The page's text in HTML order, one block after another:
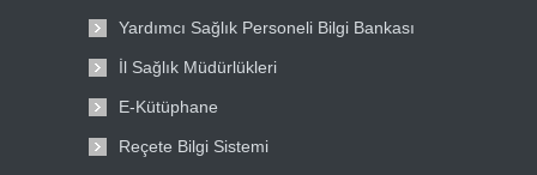
Yardımcı Sağlık Personeli Bilgi Bankası
İl Sağlık Müdürlükleri
E-Kütüphane
Reçete Bilgi Sistemi